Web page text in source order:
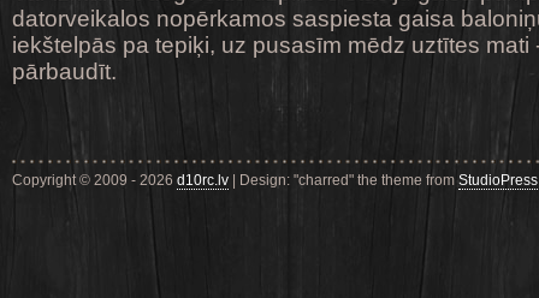
datorveikalos nopērkamos saspiesta gaisa
iekštelpās pa tepiķi, uz pusasīm mēdz uztītes mati
pārbaudīt.
Copyright © 2009 - 2026 d10rc.lv | Design: "charred" the theme from StudioPress